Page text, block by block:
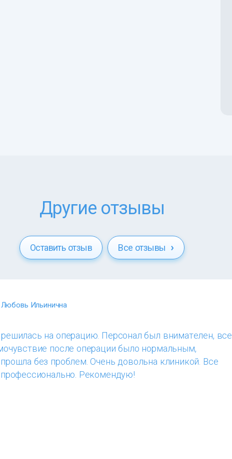
Другие отзывы
Оставить отзыв Все отзывы
Ильинична
на операцию. Персонал был внимателен, все
после операции было нормальным,
без проблем. Очень довольна клиникой. Все
профессионально. Рекомендую!